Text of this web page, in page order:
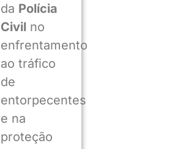
da Polícia
Civil no
enfrentamento
ao tráfico
de
entorpecentes
e na
proteção